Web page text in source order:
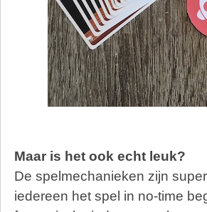
Maar is het ook echt leuk?
De spelmechanieken zijn
iedereen het spel in no-time